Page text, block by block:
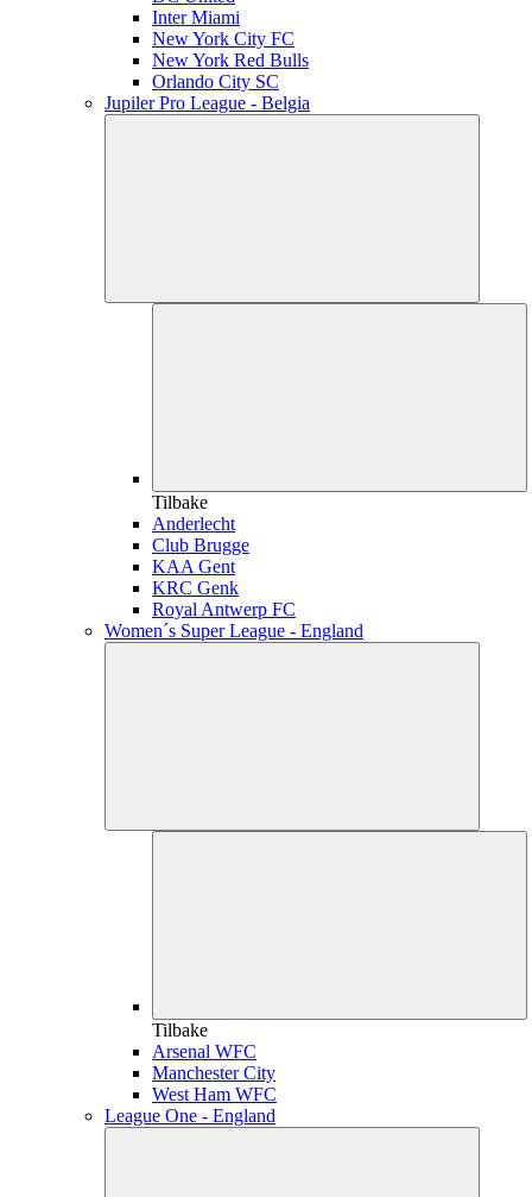
Inter Miami
New York City FC
New York Red Bulls
Orlando City SC
Jupiler Pro League - Belgia
Tilbake
Anderlecht
Club Brugge
KAA Gent
KRC Genk
Royal Antwerp FC
Women´s Super League - England
Tilbake
Arsenal WFC
Manchester City
West Ham WFC
League One - England